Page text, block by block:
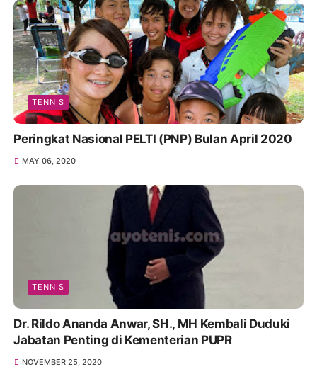
TENNIS
Peringkat Nasional PELTI (PNP) Bulan April 2020
MAY 06, 2020
TENNIS
Dr. Rildo Ananda Anwar, SH., MH Kembali Duduki
Jabatan Penting di Kementerian PUPR
NOVEMBER 25, 2020